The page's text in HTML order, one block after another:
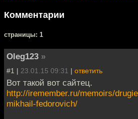
Комментарии
cтраницы: 1
Oleg123 »
#1 | 23.01.15 09:31 | ответить
Вот такой вот сайтец.
http://iremember.ru/memoirs/
mikhail-fedorovich/